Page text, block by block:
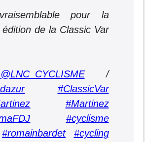
pour la
de la Classic Var
@LNC_CYCLISME/
#ClassicVar
#Martinez
#cyclisme
#romainbardet
#cycling